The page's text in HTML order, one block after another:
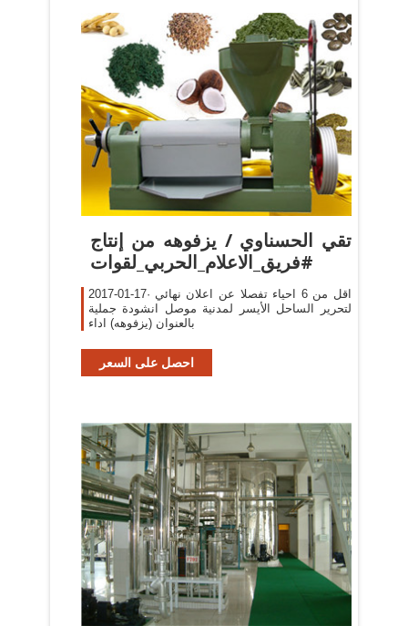
‫تقي الحسناوي / يزفوهه من إنتاج
#فريق_الاعلام_الحربي_لقوات
2017-01-17· اقل من 6 احياء تفصلا عن اعلان نهائي
لتحرير الساحل الأيسر لمدنية موصل انشودة جملية
بالعنوان (يزفوهه) اداء
احصل على السعر